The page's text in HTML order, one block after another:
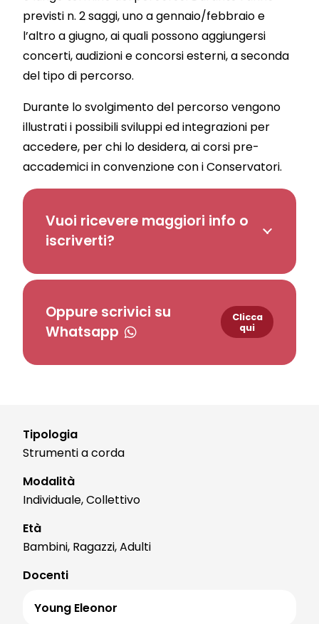
previsti n. 2 saggi, uno a gennaio/febbraio e
l’altro a giugno, ai quali possono aggiungersi
concerti, audizioni e concorsi esterni, a seconda
del tipo di percorso.
Durante lo svolgimento del percorso vengono
illustrati i possibili sviluppi ed integrazioni per
accedere, per chi lo desidera, ai corsi pre-
accademiciin convenzione con i Conservatori.
Vuoi ricevere maggiori info o
iscriverti?
Oppure scrivici su
Whatsapp
Clicca
qui
Tipologia
Strumenti a corda
Modalità
Individuale, Collettivo
Età
Bambini, Ragazzi, Adulti
Docenti
Young Eleonor